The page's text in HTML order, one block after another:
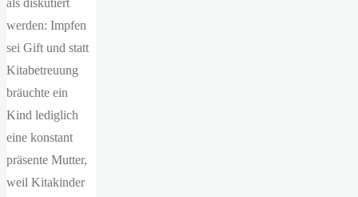
als diskutiert
werden: Impfen
sei Gift und statt
Kitabetreuung
bräuchte ein
Kind lediglich
eine konstant
präsente Mutter,
weil Kitakinder